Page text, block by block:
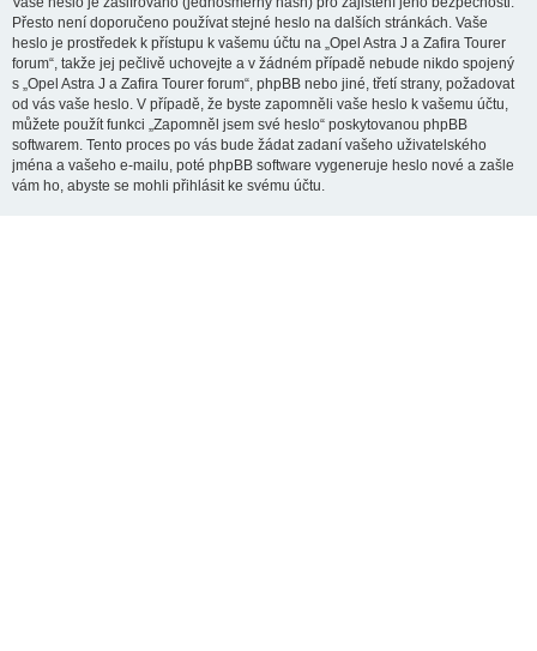
Přesto není doporučeno používat stejné heslo na dalších stránkách. Vaše
heslo je prostředek k přístupu k vašemu účtu na „Opel Astra J a Zafira Tourer
forum“, takže jej pečlivě uchovejte a v žádném případě nebude nikdo spojený
s „Opel Astra J a Zafira Tourer forum“, phpBB nebo jiné, třetí strany, požadovat
od vás vaše heslo. V případě, že byste zapomněli vaše heslo k vašemu účtu,
můžete použít funkci „Zapomněl jsem své heslo“ poskytovanou phpBB
softwarem. Tento proces po vás bude žádat zadaní vašeho uživatelského
jména a vašeho e-mailu, poté phpBB software vygeneruje heslo nové a zašle
vám ho, abyste se mohli přihlásit ke svému účtu.